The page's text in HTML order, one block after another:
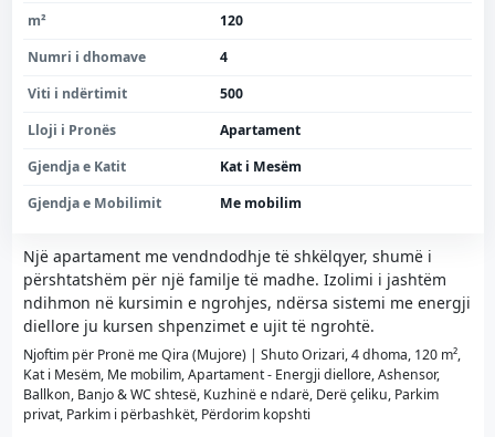
Një apartament me vendndodhje të shkëlqyer, shumë i
përshtatshëm për një familje të madhe. Izolimi i jashtëm
ndihmon në kursimin e ngrohjes, ndërsa sistemi me energji
diellore ju kursen shpenzimet e ujit të ngrohtë.
Njoftim për Pronë me Qira (Mujore) | Shuto Orizari, 4 dhoma, 120 m²,
Kat i Mesëm, Me mobilim, Apartament - Energji diellore, Ashensor,
Ballkon, Banjo & WC shtesë, Kuzhinë e ndarë, Derë çeliku, Parkim
privat, Parkim i përbashkët, Përdorim kopshti
m²
120
Numri i dhomave
4
Viti i ndërtimit
500
Lloji i Pronës
Apartament
Gjendja e Katit
Kat i Mesëm
Gjendja e Mobilimit
Me mobilim